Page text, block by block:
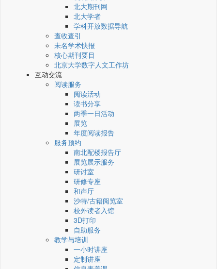
北大期刊网
北大学者
学科开放数据导航
查收查引
未名学术快报
核心期刊要目
北京大学数字人文工作坊
互动交流
阅读服务
阅读活动
读书分享
两季一日活动
展览
年度阅读报告
服务预约
南北配楼报告厅
展览展示服务
研讨室
研修专座
和声厅
沙特/古籍阅览室
校外读者入馆
3D打印
自助服务
教学与培训
一小时讲座
定制讲座